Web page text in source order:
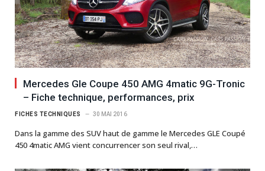
Mercedes Gle Coupe 450 AMG 4matic 9G-Tronic
– Fiche technique, performances, prix
FICHES TECHNIQUES 30 MAI 2016
Dans la gamme des SUV haut de gamme le Mercedes GLE Coupé
450 4matic AMG vient concurrencer son seul rival,…